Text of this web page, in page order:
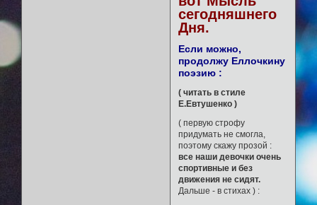
сегодняшнего
Дня.
Если можно,
продолжу Еллочкину
поэзию :
( читать в стиле
Е.Евтушенко )
( первую строфу
придумать не смогла,
поэтому скажу прозой :
все наши девочки очень
спортивные и без
движения не сидят.
Дальше - в стихах ) :